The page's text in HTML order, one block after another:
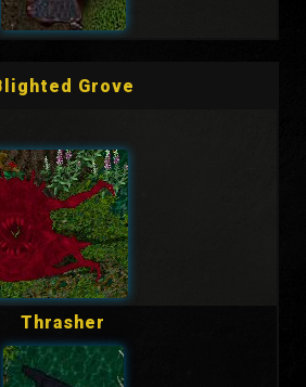
Grove
Thrasher